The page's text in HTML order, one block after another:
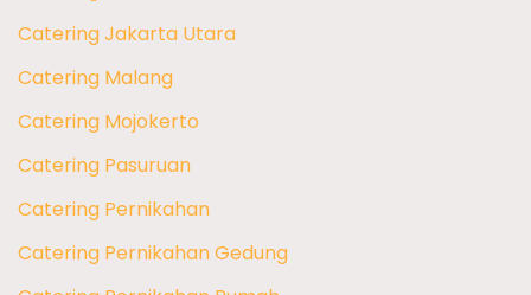
Catering Jakarta Utara
Catering Malang
Catering Mojokerto
Catering Pasuruan
Catering Pernikahan
Catering Pernikahan Gedung